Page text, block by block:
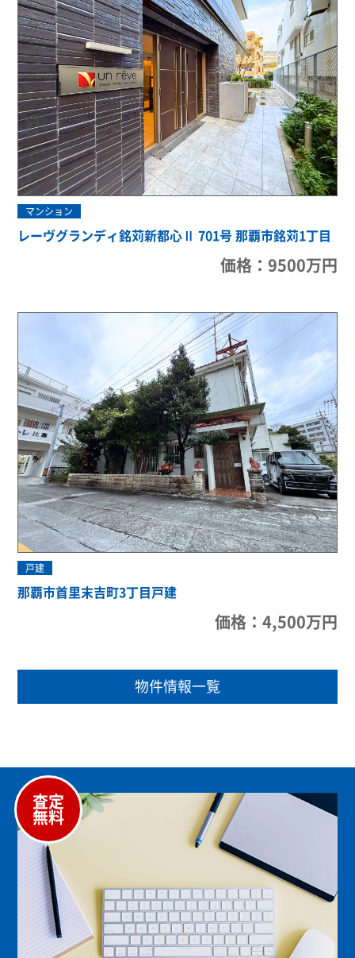
マンション
レーヴグランディ銘苅新都心Ⅱ 701号 那覇市銘苅1丁目
価格：9500万円
戸建
那覇市首里末吉町3丁目戸建
価格：4,500万円
物件情報一覧
査定
無料